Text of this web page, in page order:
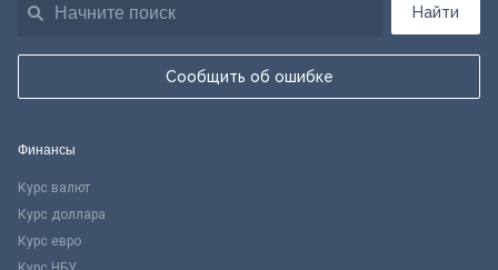
Найти
Сообщить об ошибке
Финансы
Курс валют
Курс доллара
Курс евро